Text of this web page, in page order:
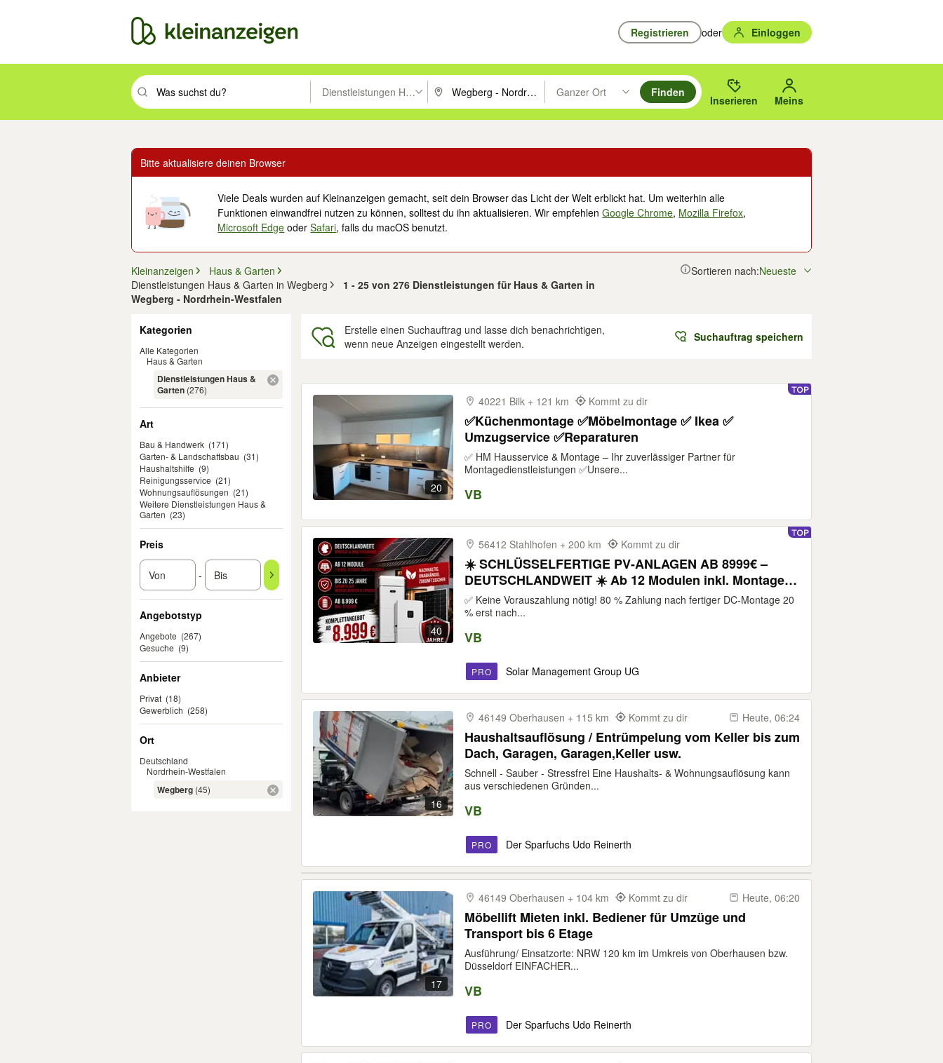
Registrieren oder Einloggen
Suchbegriff eingeben. Eingabetaste drücken um zu suchen, oder Vorschläge mit den Pfeiltasten nach oben/unten durchsuchen und mit Eingabetaste auswählen.
Dienstleistungen Haus & GartenPLZ oder Ort eingeben. Eingabetaste drücken um zu suchen, oder Vorschläge mit den Pfeiltasten nach oben/
Ganzer Ort
Suche im Umkreis des gewählten Orts oder PLZ.
Finden
Inserieren Meins
Bitte aktualisiere deinen Browser
Viele Deals wurden auf Kleinanzeigen gemacht, seit dein Browser das Licht der Welt erblickt hat. Um weiterhin alle
Funktionen einwandfrei nutzen zu können, solltest du ihn aktualisieren. Wir empfehlenGoogle Chrome, Mozilla Firefox,
Microsoft Edge oderSafari, falls du macOS benutzt.
Kleinanzeigen
Haus & Garten
Dienstleistungen Haus & Garten in Wegberg
1 - 25 von 276 Dienstleistungen für Haus & Garten in
Wegberg - Nordrhein-Westfalen
Sortieren nach:Neueste
Kategorien
Alle Kategorien
Haus & Garten
Dienstleistungen Haus &
Garten (276)
Art
Bau & Handwerk (171)
Garten- & Landschaftsbau (31)
Haushaltshilfe (9)
Reinigungsservice (21)
Wohnungsauflösungen (21)
Weitere Dienstleistungen Haus &
Garten (23)
Preis
-
Angebotstyp
Angebote (267)
Gesuche (9)
Anbieter
Privat (18)
Gewerblich (258)
Ort
Deutschland
Nordrhein-Westfalen
Wegberg (45)
Erstelle einen Suchauftrag und lasse dich benachrichtigen,
wenn neue Anzeigen eingestellt werden.
Suchauftrag speichern
20
40221 Bilk + 121 km Kommt zu dir
✅Küchenmontage ✅Möbelmontage ✅ Ikea ✅
Umzugservice ✅Reparaturen
✅ HM Hausservice & Montage – Ihr zuverlässiger Partner für
Montagedienstleistungen ✅Unsere...
VB
40
56412 Stahlhofen + 200 km Kommt zu dir
☀️ SCHLÜSSELFERTIGE PV-ANLAGEN AB 8999€ –
DEUTSCHLANDWEIT ☀️ Ab 12 Modulen inkl. Montage &
Anmeldung!
✅ Keine Vorauszahlung nötig! 80 % Zahlung nach fertiger DC-Montage 20
% erst nach...
VB
PRO Solar Management Group UG
16
46149 Oberhausen + 115 km Kommt zu dir Heute, 06:24
Haushaltsauflösung / Entrümpelung vom Keller bis zum
Dach, Garagen, Garagen,Keller usw.
Schnell - Sauber - Stressfrei Eine Haushalts- & Wohnungsauflösung kann
aus verschiedenen Gründen...
VB
PRO Der Sparfuchs Udo Reinerth
17
46149 Oberhausen + 104 km Kommt zu dir Heute, 06:20
Möbellift Mieten inkl. Bediener für Umzüge und
Transport bis 6 Etage
Ausführung/ Einsatzorte: NRW 120 km im Umkreis von Oberhausen bzw.
Düsseldorf EINFACHER...
VB
PRO Der Sparfuchs Udo Reinerth